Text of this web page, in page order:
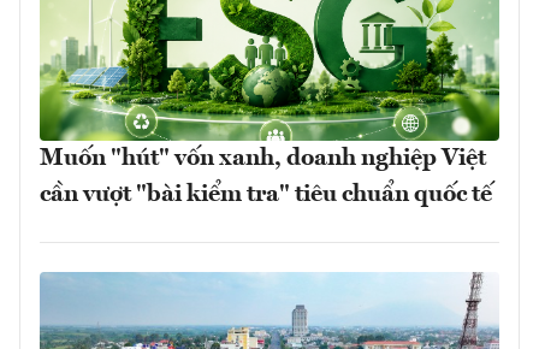
Muốn "hút" vốn xanh, doanh nghiệp Việt
cần vượt "bài kiểm tra" tiêu chuẩn quốc tế